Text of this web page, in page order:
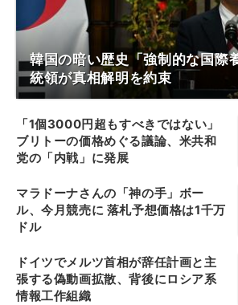
韓国の暗い歴史「強制的な国際
統領が真相解明を約束
「1個3000円超もすべきではない」
ブリトーの価格めぐる議論、米共和
党の「内戦」に発展
マラドーナさんの「神の手」ボー
ル、今月競売に 落札予想価格は1千万
ドル
ドイツでメルツ首相が辞任計画と主
張する偽動画拡散、背後にロシア系
情報工作組織